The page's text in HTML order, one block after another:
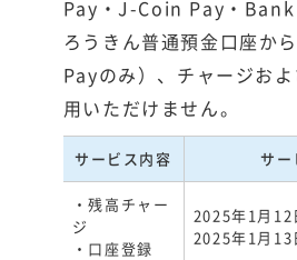
Pay・J-Coin Pay・Bank
ろうきん普通預金口座か
Payのみ）、チャージお
用いただけません。
サービス内容 サー
・残高チャー
ジ
・口座登録
2025年1月12
2025年1月13